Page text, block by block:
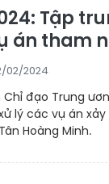
Tập
án tham
02/2024
Chỉ đạo Trung
lý các vụ án
Hoàng Minh.